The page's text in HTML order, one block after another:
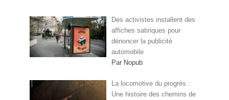
Des activistes installent des
affiches satiriques pour
dénoncer la publicité
automobile
Par Nopub
La locomotive du progrès :
Une histoire des chemins de